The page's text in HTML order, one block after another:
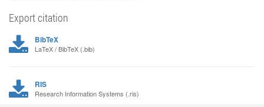
Export citation
BibTeX
LaTeX / BibTeX (.bib)
RIS
Research Information Systems (.ris)